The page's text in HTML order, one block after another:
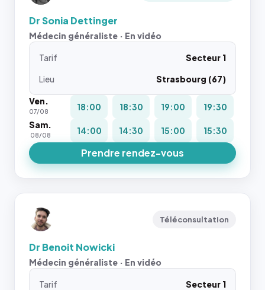
Dr Sonia Dettinger
Médecin généraliste · En vidéo
Tarif
Secteur 1
Lieu
Strasbourg (67)
Ven.
07/08 18:00 18:30 19:00
19:30
Sam.
08/08 14:00 14:30 15:00 15:30
Prendre rendez-vous
Téléconsultation
Dr Benoit Nowicki
Médecin généraliste · En vidéo
Tarif
Secteur 1